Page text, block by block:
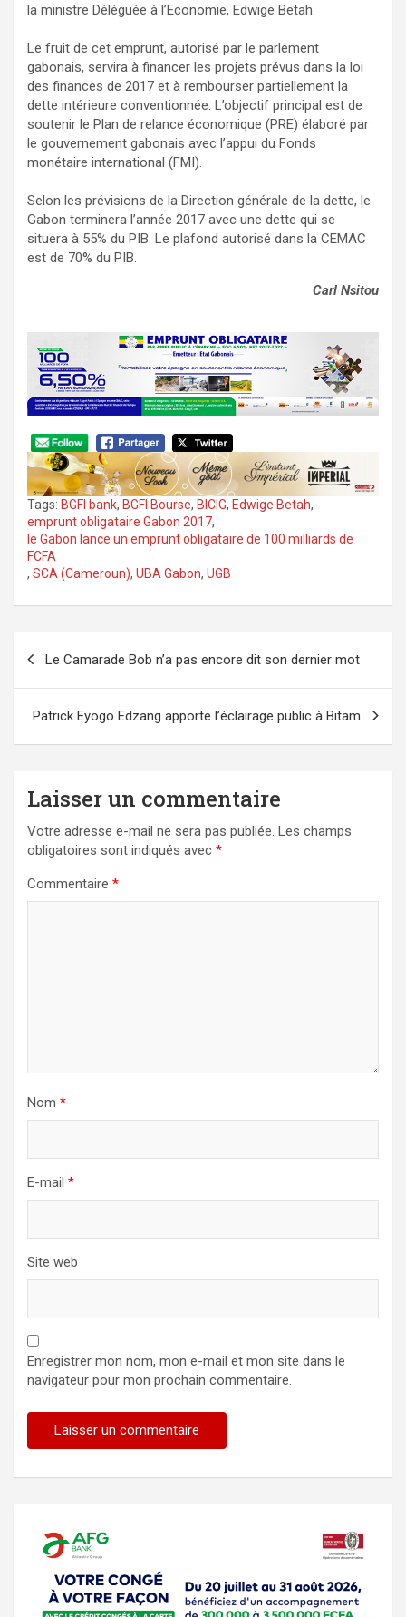
la ministre Déléguée à l’Economie, Edwige Betah.
Le fruit de cet emprunt, autorisé par le parlement
gabonais, servira à financer les projets prévus dans la loi
des finances de 2017 et à rembourser partiellement la
dette intérieure conventionnée. L’objectif principal est de
soutenir le Plan de relance économique (PRE) élaboré par
le gouvernement gabonais avec l’appui du Fonds
monétaire international (FMI).
Selon les prévisions de la Direction générale de la dette, le
Gabon terminera l’année 2017 avec une dette qui se
situera à 55% du PIB. Le plafond autorisé dans la CEMAC
est de 70% du PIB.
Carl Nsitou
Tags: BGFI bank, BGFI Bourse, BICIG, Edwige Betah,
emprunt obligataire Gabon 2017,
le Gabon lance un emprunt obligataire de 100 milliards de
FCFA
, SCA (Cameroun), UBA Gabon, UGB
de
l’article
Le Camarade Bob n’a pas encore dit son dernier mot
Patrick Eyogo Edzang apporte l’éclairage public à Bitam
Laisser un commentaire
Votre adresse e-mail ne sera pas publiée. Les champs
obligatoires sont indiqués avec *
Commentaire *
Nom *
E-mail *
Site web
Enregistrer mon nom, mon e-mail et mon site dans le
navigateur pour mon prochain commentaire.